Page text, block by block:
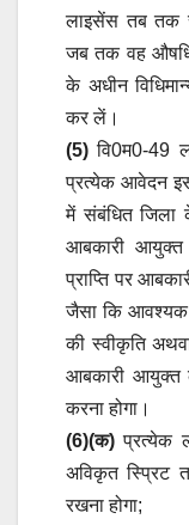
लाइसेंस तब तक
जब तक वह
के अधीन
कर लें।
(5) वि0म0-49
प्रत्येक आवेदन
में संबंधित जिला
आबकारी आयुक्त
प्राप्ति पर
जैसा कि आवश्यक
की स्वीकृति
आबकारी आयुक्त
करना होगा।
(6)(क) प्रत्येक
अविकृत स्प्रिट
रखना होगा;